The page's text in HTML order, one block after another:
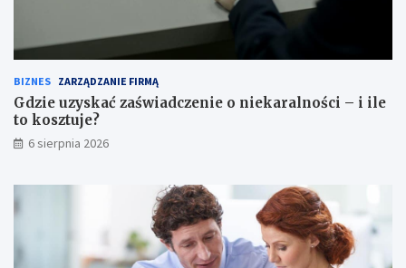
BIZNES ZARZĄDZANIE FIRMĄ
Gdzie uzyskać zaświadczenie o niekaralności – i ile
to kosztuje?
6 sierpnia 2026